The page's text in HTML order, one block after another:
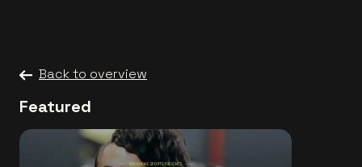
Back to overview
Featured